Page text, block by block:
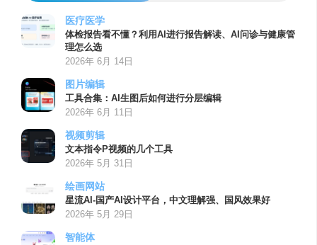
医疗医学
体检报告看不懂？利用AI进行报告解读、AI问诊与健康管
理怎么选
2026年 6月 14日
图片编辑
工具合集：AI生图后如何进行分层编辑
2026年 6月 11日
视频剪辑
文本指令P视频的几个工具
2026年 5月 31日
绘画网站
星流AI-国产AI设计平台，中文理解强、国风效果好
2026年 5月 29日
智能体